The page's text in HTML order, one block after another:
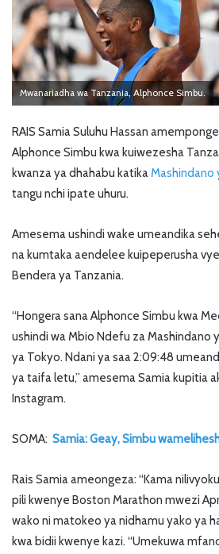
Mwanariadha wa Tanzania, Alphonce Simbu.
RAIS Samia Suluhu Hassan
Alphonce Simbu kwa kuiwezesha
kwanza ya dhahabu katikaMashindano
tangu nchi ipate uhuru.
Amesema ushindi wake umeandika
na kumtaka aendelee kuipeperusha
Bendera ya Tanzania.
“Hongera sana Alphonce Simbu kwa
ushindi wa Mbio Ndefu za Mashindano
ya Tokyo. Ndani ya saa 2:09:48
ya taifa letu,” amesema Samia kupitia
Instagram.
SOMA: Samia: Geay, Simbu
Rais Samia ameongeza: “Kama
pili kwenye Boston Marathon mwezi
wako ni matokeo ya nidhamu yako ya
kwa bidii kwenye kazi. “Umekuwa